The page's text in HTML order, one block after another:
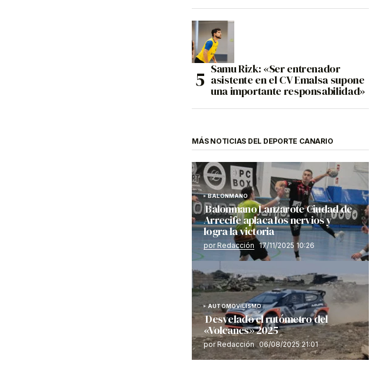
Samu Rizk: «Ser entrenador
asistente en el CV Emalsa supone
una importante responsabilidad»
MÁS NOTICIAS DEL DEPORTE CANARIO
BALONMANO
Balonmano Lanzarote Ciudad de
Arrecife aplaca los nervios y
logra la victoria
por Redacción 17/11/2025 10:26
AUTOMOVILISMO
Desvelado el rutómetro del
«Volcanes» 2025
por Redacción 06/08/2025 21:01